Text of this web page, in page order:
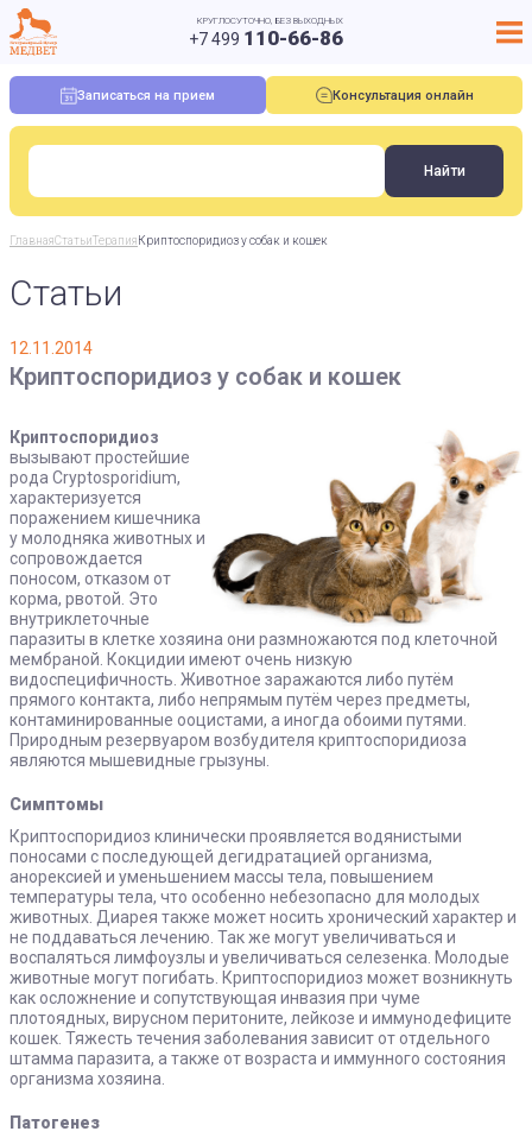
КРУГЛОСУТОЧНО, БЕЗ ВЫХОДНЫХ
+7 499 110-66-86
Записаться на прием Консультация онлайн
ГлавнаяСтатьиТерапияКриптоспоридиоз у собак и кошек
Статьи
12.11.2014
Криптоспоридиоз у собак и кошек
Криптоспоридиоз
вызывают простейшие
рода Cryptosporidium,
характеризуется
поражением кишечника
у молодняка животных и
сопровождается
поносом, отказом от
корма, рвотой. Это
внутриклеточные
паразиты в клетке хозяина они размножаются под клеточной
мембраной. Кокцидии имеют очень низкую
видоспецифичность. Животное заражаются либо путём
прямого контакта, либо непрямым путём через предметы,
контаминированные ооцистами, а иногда обоими путями.
Природным резервуаром возбудителя криптоспоридиоза
являются мышевидные грызуны.
Симптомы
Криптоспоридиоз клинически проявляется водянистыми
поносами с последующей дегидратацией организма,
анорексией и уменьшением массы тела, повышением
температуры тела, что особенно небезопасно для молодых
животных. Диарея также может носить хронический характер и
не поддаваться лечению. Так же могут увеличиваться и
воспаляться лимфоузлы и увеличиваться селезенка. Молодые
животные могут погибать. Криптоспоридиоз может возникнуть
как осложнение и сопутствующая инвазия при чуме
плотоядных, вирусном перитоните, лейкозе и иммунодефиците
кошек. Тяжесть течения заболевания зависит от отдельного
штамма паразита, а также от возраста и иммунного состояния
организма хозяина.
Патогенез